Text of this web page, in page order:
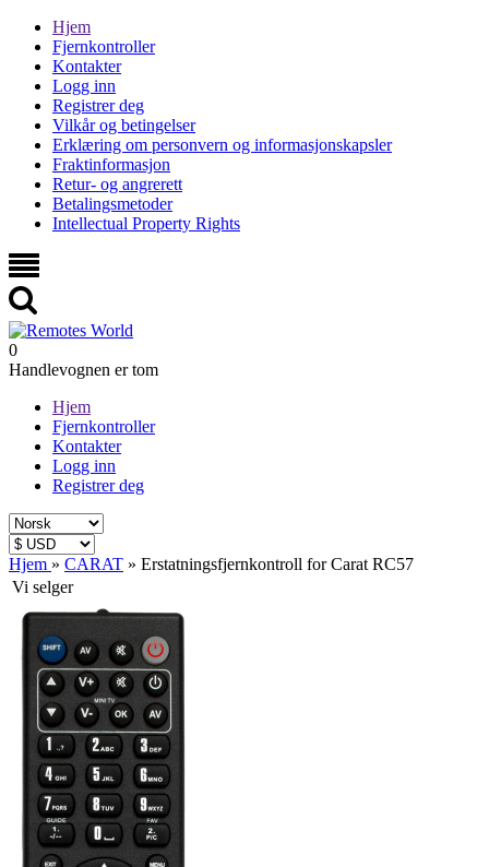
Hjem
Fjernkontroller
Kontakter
Logg inn
Registrer deg
Vilkår og betingelser
Erklæring om personvern og informasjonskapsler
Fraktinformasjon
Retur- og angrerett
Betalingsmetoder
Intellectual Property Rights
0
Handlevognen er tom
Hjem
Fjernkontroller
Kontakter
Logg inn
Registrer deg
Hjem » CARAT » Erstatningsfjernkontroll for Carat RC57
Vi selger